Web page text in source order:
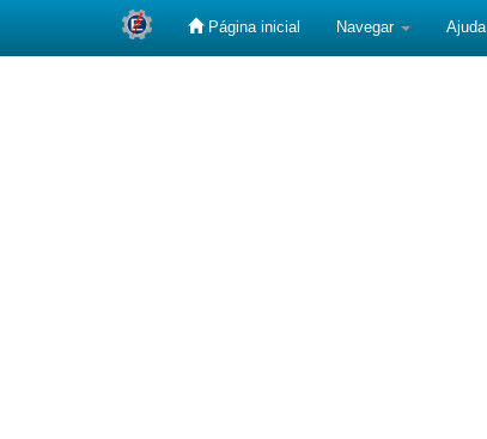
Página inicial Navegar Ajuda